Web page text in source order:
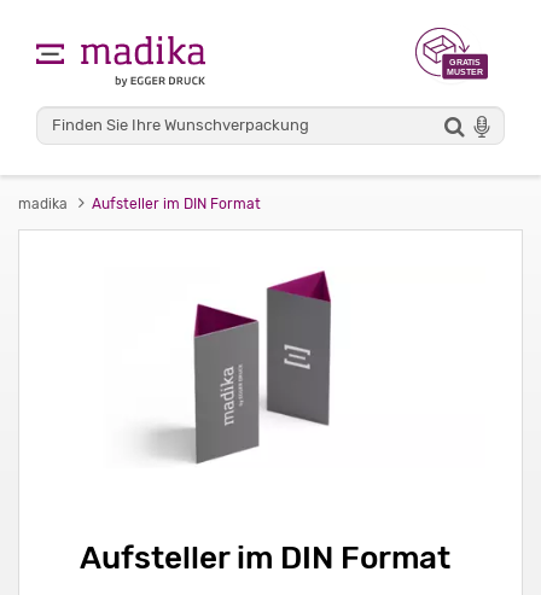
madika Aufsteller im DIN Format
Aufsteller im DIN Format